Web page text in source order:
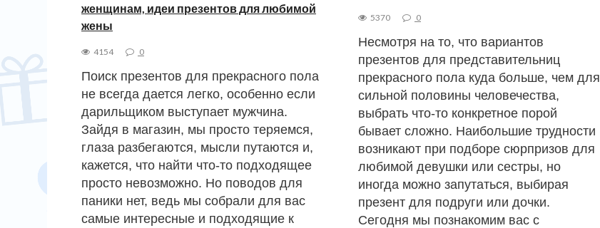
женщинам, идеи презентов для любимой
жены
4154 0
Поиск презентов для прекрасного пола
не всегда дается легко, особенно если
дарильщиком выступает мужчина.
Зайдя в магазин, мы просто теряемся,
глаза разбегаются, мысли путаются и,
кажется, что найти что-то подходящее
просто невозможно. Но поводов для
паники нет, ведь мы собрали для вас
самые интересные и подходящие к
5370 0
Несмотря на то, что вариантов
презентов для представительниц
прекрасного пола куда больше, чем для
сильной половины человечества,
выбрать что-то конкретное порой
бывает сложно. Наибольшие трудности
возникают при подборе сюрпризов для
любимой девушки или сестры, но
иногда можно запутаться, выбирая
презент для подруги или дочки.
Сегодня мы познакомим вас с